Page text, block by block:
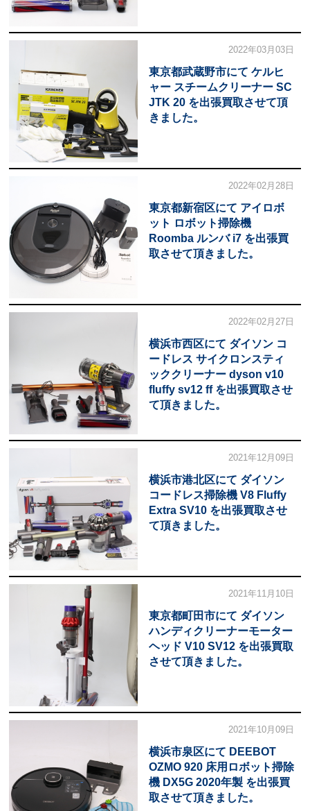
2022年03月03日
東京都武蔵野市にて ケルヒ
ャー スチームクリーナー SC
JTK 20 を出張買取させて頂
きました。
2022年02月28日
東京都新宿区にて アイロボ
ット ロボット掃除機
Roomba ルンバ i7 を出張買
取させて頂きました。
2022年02月27日
横浜市西区にて ダイソン コ
ードレス サイクロンスティ
ッククリーナー dyson v10
fluffy sv12 ff を出張買取させ
て頂きました。
2021年12月09日
横浜市港北区にて ダイソン
コードレス掃除機 V8 Fluffy
Extra SV10 を出張買取させ
て頂きました。
2021年11月10日
東京都町田市にて ダイソン
ハンディクリーナーモーター
ヘッド V10 SV12 を出張買取
させて頂きました。
2021年10月09日
横浜市泉区にて DEEBOT
OZMO 920 床用ロボット掃除
機 DX5G 2020年製 を出張買
取させて頂きました。